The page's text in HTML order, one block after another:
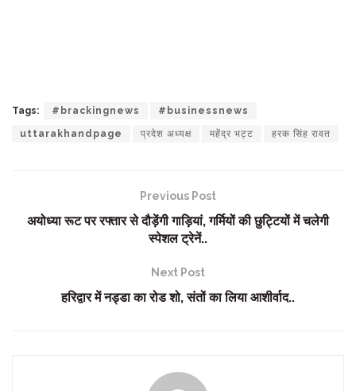
Tags: #brackingnews #businessnews
uttarakhandpage प्रदेश अध्यक्ष महेंद्र भट्ट हरक सिंह रावत
Previous Post
अयोध्या रूट पर रफ्तार से दौड़ेंगी गाड़ियां, गर्मियों की छुट्टियों में चलेगी
स्पेशल ट्रेनें..
Next Post
हरिद्वार में नड्डा का रोड शो, संतों का लिया आशीर्वाद..